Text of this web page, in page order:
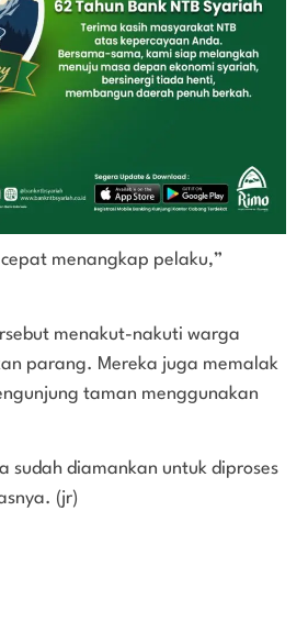
menangkap pelaku,”
menakut-nakuti warga
parang. Mereka juga memalak
taman menggunakan
sudah diamankan untuk diproses
(jr)